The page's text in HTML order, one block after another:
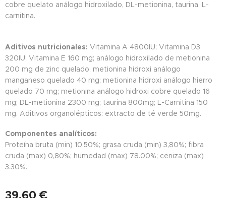
cobre quelato análogo hidroxilado, DL-metionina, taurina, L-
carnitina.
Aditivos nutricionales: Vitamina A 4800IU; Vitamina D3
320IU; Vitamina E 160 mg; análogo hidroxilado de metionina
200 mg de zinc quelado; metionina hidroxi análogo
manganeso quelado 40 mg; metionina hidroxi análogo hierro
quelado 70 mg; metionina análogo hidroxi cobre quelado 16
mg; DL-metionina 2300 mg; taurina 800mg; L-Carnitina 150
mg. Aditivos organolépticos: extracto de té verde 50mg.
Componentes analíticos:
Proteína bruta (min) 10,50%; grasa cruda (min) 3,80%; fibra
cruda (max) 0,80%; humedad (max) 78.00%; ceniza (max)
3.30%.
39,60 €